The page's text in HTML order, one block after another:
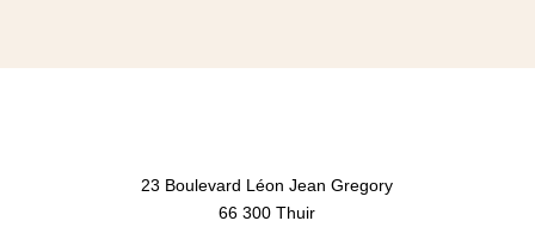
23 Boulevard Léon Jean Gregory
66 300 Thuir